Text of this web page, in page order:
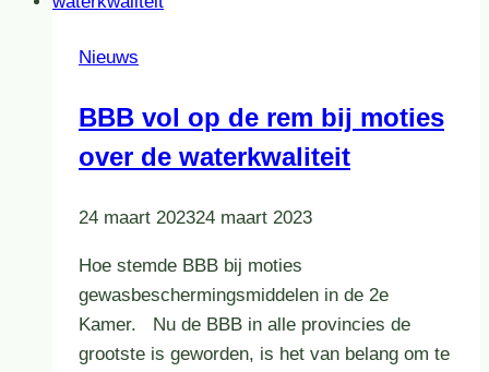
Nieuws
BBB vol op de rem bij moties
over de waterkwaliteit
24 maart 202324 maart 2023
Hoe stemde BBB bij moties
gewasbeschermingsmiddelen in de 2e
Kamer. Nu de BBB in alle provincies de
grootste is geworden, is het van belang om te